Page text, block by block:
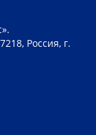
Россия, г.